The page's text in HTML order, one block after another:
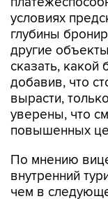
глубины
другие
сказать, какой
добавив, что
вырасти,
уверены, что
повышенных
По мнению
чем в
В понедельник